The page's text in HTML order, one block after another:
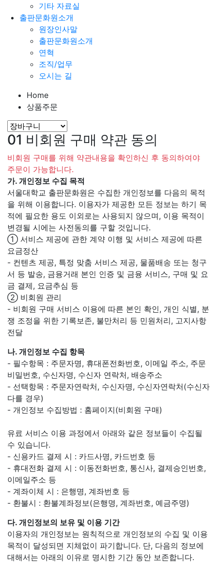
기타 자료실
출판문화원소개
원장인사말
출판문화원소개
연혁
조직/업무
오시는 길
Home
상품주문
01 비회원 구매 약관 동의
비회원 구매를 위해 약관내용을 확인하신 후 동의하여야
주문이 가능합니다.
가. 개인정보 수집 목적
서울대학교 출판문화원은 수집한 개인정보를 다음의 목적
을 위해 이용합니다. 이용자가 제공한 모든 정보는 하기 목
적에 필요한 용도 이외로는 사용되지 않으며, 이용 목적이
변경될 시에는 사전동의를 구할 것입니다.
① 서비스 제공에 관한 계약 이행 및 서비스 제공에 따른
요금정산
- 컨텐츠 제공, 특정 맞춤 서비스 제공, 물품배송 또는 청구
서 등 발송, 금융거래 본인 인증 및 금융 서비스, 구매 및 요
금 결제, 요금추심 등
② 비회원 관리
- 비회원 구매 서비스 이용에 따른 본인 확인, 개인 식별, 분
쟁 조정을 위한 기록보존, 불만처리 등 민원처리, 고지사항
전달
나. 개인정보 수집 항목
- 필수항목 : 주문자명, 휴대폰전화번호, 이메일 주소, 주문
비밀번호, 수신자명, 수신자 연락처, 배송주소
- 선택항목 : 주문자연락처, 수신자명, 수신자연락처(수신자
다를 경우)
- 개인정보 수집방법 : 홈페이지(비회원 구매)
유료 서비스 이용 과정에서 아래와 같은 정보들이 수집될
수 있습니다.
- 신용카드 결제 시 : 카드사명, 카드번호 등
- 휴대전화 결제 시 : 이동전화번호, 통신사, 결제승인번호,
이메일주소 등
- 계좌이체 시 : 은행명, 계좌번호 등
- 환불시 : 환불계좌정보(은행명, 계좌번호, 예금주명)
다. 개인정보의 보유 및 이용 기간
이용자의 개인정보는 원칙적으로 개인정보의 수집 및 이용
목적이 달성되면 지체없이 파기합니다. 단, 다음의 정보에
대해서는 아래의 이유로 명시한 기간 동안 보존합니다.